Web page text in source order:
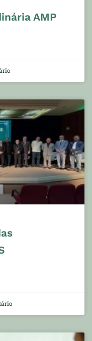
AMP